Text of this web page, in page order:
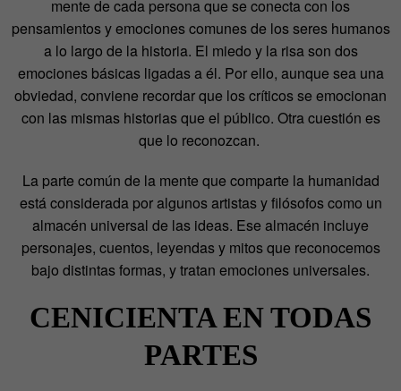
mente de cada persona que se conecta con los
pensamientos y emociones comunesde los seres humanos
a lo largo de la historia. El miedo y la risa son dos
emociones básicas ligadas a él. Por ello, aunque sea una
obviedad, conviene recordar que los críticos se emocionan
con las mismas historias que el público. Otra cuestión es
que lo reconozcan.
La parte común de la mente que comparte la humanidad
está considerada por algunos artistas y filósofos como un
almacén universal de las ideas. Ese almacén incluye
personajes, cuentos, leyendas y mitos que reconocemos
bajo distintas formas, y tratan emociones universales.
CENICIENTA EN TODAS
PARTES